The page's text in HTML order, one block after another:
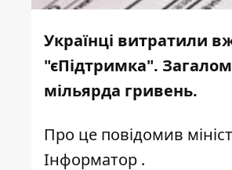
Українці витратили
"єПідтримка".
мільярда гривень.
Про це повідомив
Інформатор .